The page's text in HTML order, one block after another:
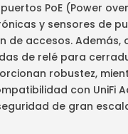
PoE (Power
y sensores de
de accesos.
de relé para
robustez,
con UniFi
de gran